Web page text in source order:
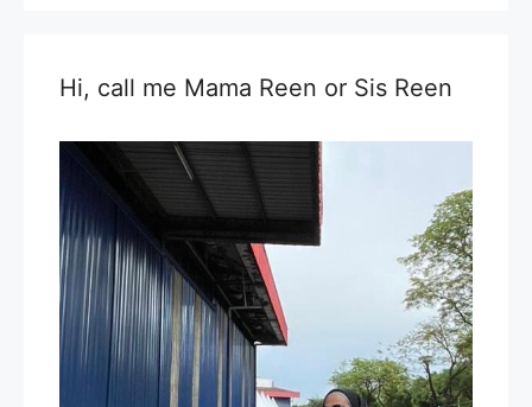
Hi, call me Mama Reen or Sis Reen